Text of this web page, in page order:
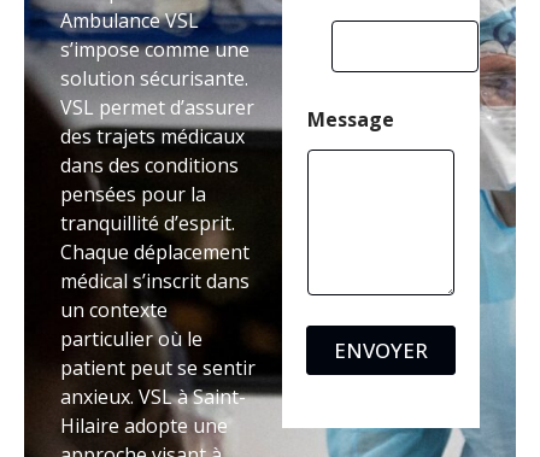
Ambulance VSL
s’impose comme une
solution sécurisante.
VSL permet d’assurer
des trajets médicaux
dans des conditions
pensées pour la
tranquillité d’esprit.
Chaque déplacement
médical s’inscrit dans
un contexte
particulier où le
patient peut se sentir
anxieux. VSL à Saint-
Hilaire adopte une
Message
ENVOYER